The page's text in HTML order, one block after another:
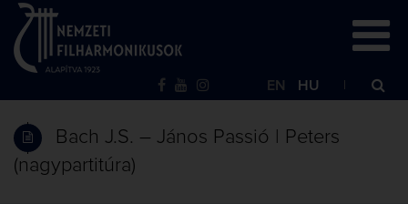
EN HU
Bach J.S. – János Passió | Peters
(nagypartitúra)